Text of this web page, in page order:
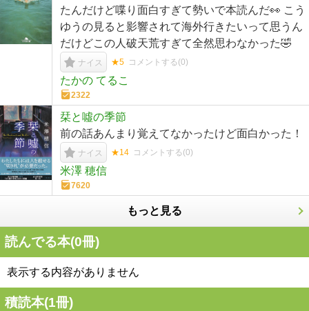
たんだけど喋り面白すぎて勢いで本読んだ👀 こう
ゆうの見ると影響されて海外行きたいって思うん
だけどこの人破天荒すぎて全然思わなかった🤣
ナイス ★5 コメントする(0)
たかの てるこ
2322
栞と噓の季節
前の話あんまり覚えてなかったけど面白かった！
ナイス ★14 コメントする(0)
米澤 穂信
7620
もっと見る
読んでる本(0冊)
表示する内容がありません
積読本(1冊)